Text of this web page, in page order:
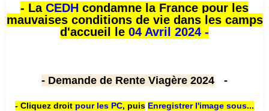
- La CEDH condamne la France pour les
mauvaises conditions de vie dans les camps
d'accueil le 04 Avril 2024 -
- Demande de Rente Viagère 2024 -
- Cliquez droit pour les PC, puis Enregistrer l'image sous...